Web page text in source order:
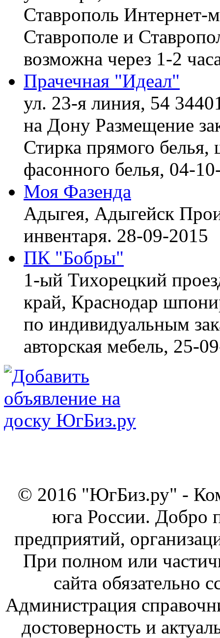
Ставрополь Интернет-
Ставрополе и
возможна через 1-2
Прачечная "Идеал"
ул. 23-я линия, 54
на Дону Размещение
Стирка прямого
фасонного белья, 04-
Моя Фазенда
Адыгея, Адыгейск
инвентаря. 28-09-2015
ПК "Бобры"
1-ый Тихорецкий
край, Краснодар
по индивидуальным
авторская мебель, 25-
© 2016 "ЮгБиз.ру" -
юга России. Добро
предприятий,
При полном или
сайта обязательно
Администрация
достоверность и